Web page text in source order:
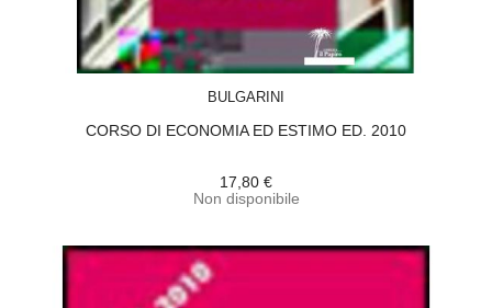
BULGARINI
CORSO DI ECONOMIA ED ESTIMO ED. 2010
17,80 €
Non disponibile